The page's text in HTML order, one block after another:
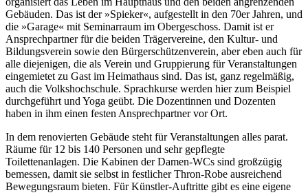
Gebäuden. Das ist der »Spieker«, aufgestellt in den 70er Jahren, und
die »Garage« mit Seminarraum im Obergeschoss. Damit ist er
Ansprechpartner für die beiden Trägervereine, den Kultur- und
Bildungsverein sowie den Bürgerschützenverein, aber eben auch für
alle diejenigen, die als Verein und Gruppierung für Veranstaltungen
eingemietet zu Gast im Heimathaus sind. Das ist, ganz regelmäßig,
auch die Volkshochschule. Sprachkurse werden hier zum Beispiel
durchgeführt und Yoga geübt. Die Dozentinnen und Dozenten
haben in ihm einen festen Ansprechpartner vor Ort.
In dem renovierten Gebäude steht für Veranstaltungen alles parat.
Räume für 12 bis 140 Personen und sehr gepflegte
Toilettenanlagen. Die Kabinen der Damen-WCs sind großzügig
bemessen, damit sie selbst in festlicher Thron-Robe ausreichend
Bewegungsraum bieten. Für Künstler-Auftritte gibt es eine eigene